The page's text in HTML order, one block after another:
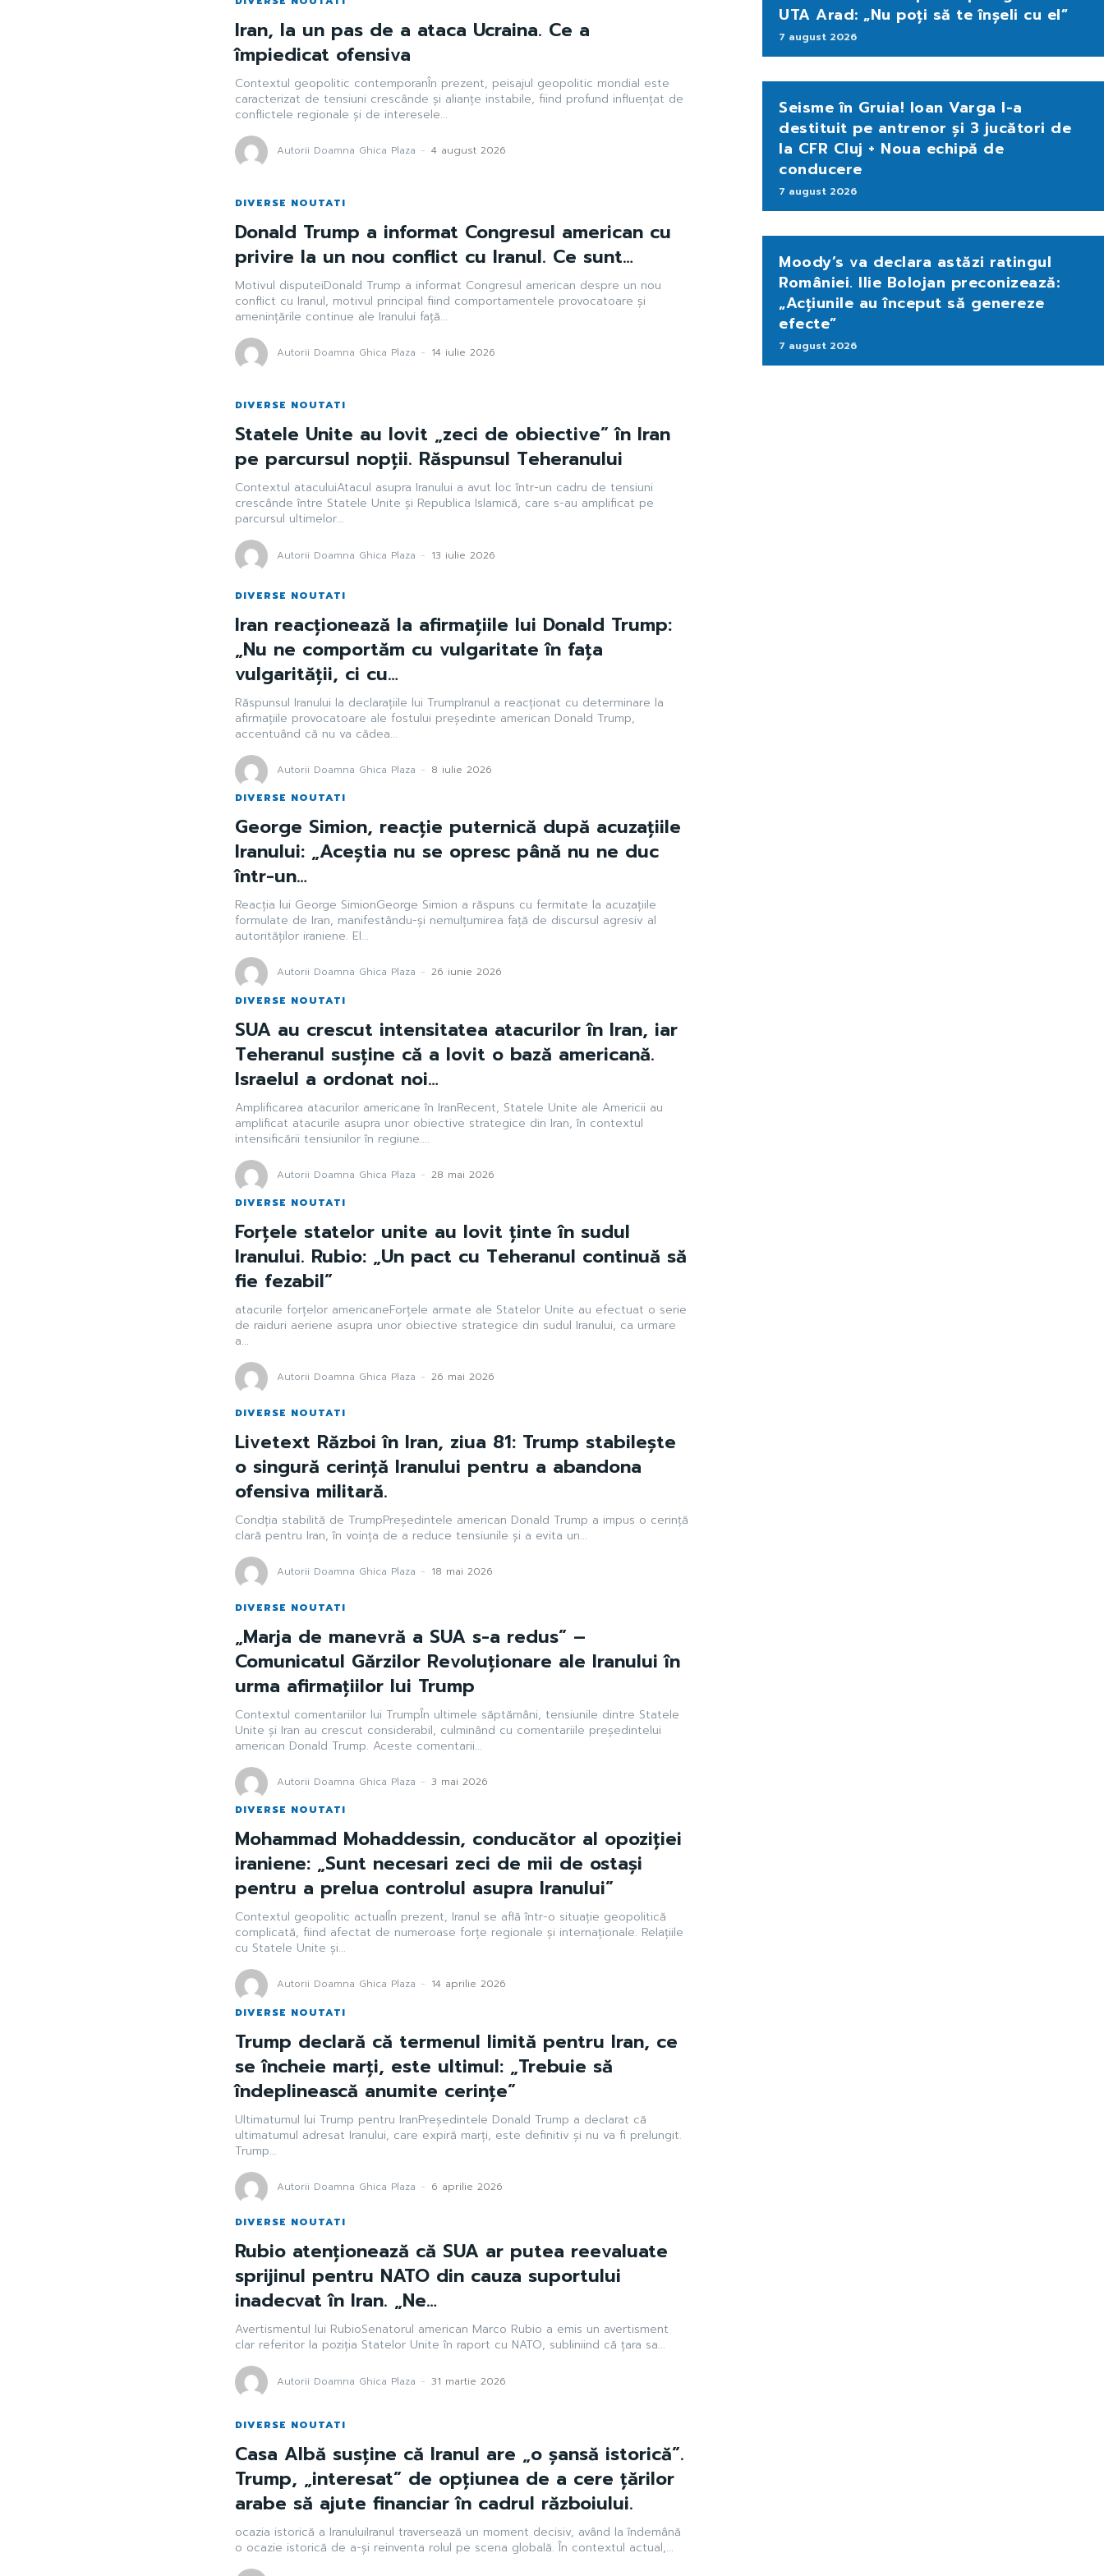
Iran, la un pas de a ataca Ucraina. Ce a
împiedicat ofensiva
Contextul geopolitic contemporanÎn prezent, peisajul geopolitic mondial este
caracterizat de tensiuni crescânde și alianțe instabile, fiind profund influențat de
conflictele regionale și de interesele...
Autorii Doamna Ghica Plaza - 4 august 2026
DIVERSE NOUTATI
Donald Trump a informat Congresul american cu
privire la un nou conflict cu Iranul. Ce sunt…
Motivul disputeiDonald Trump a informat Congresul american despre un nou
conflict cu Iranul, motivul principal fiind comportamentele provocatoare și
amenințările continue ale Iranului față...
Autorii Doamna Ghica Plaza - 14 iulie 2026
DIVERSE NOUTATI
Statele Unite au lovit „zeci de obiective” în Iran
pe parcursul nopții. Răspunsul Teheranului
Contextul ataculuiAtacul asupra Iranului a avut loc într-un cadru de tensiuni
crescânde între Statele Unite și Republica Islamică, care s-au amplificat pe
parcursul ultimelor...
Autorii Doamna Ghica Plaza - 13 iulie 2026
DIVERSE NOUTATI
Iran reacționează la afirmațiile lui Donald Trump:
„Nu ne comportăm cu vulgaritate în fața
vulgarității, ci cu…
Răspunsul Iranului la declarațiile lui TrumpIranul a reacționat cu determinare la
afirmațiile provocatoare ale fostului președinte american Donald Trump,
accentuând că nu va cădea...
Autorii Doamna Ghica Plaza - 8 iulie 2026
DIVERSE NOUTATI
George Simion, reacție puternică după acuzațiile
Iranului: „Aceștia nu se opresc până nu ne duc
într-un…
Reacția lui George SimionGeorge Simion a răspuns cu fermitate la acuzațiile
formulate de Iran, manifestându-și nemulțumirea față de discursul agresiv al
autorităților iraniene. El...
Autorii Doamna Ghica Plaza - 26 iunie 2026
DIVERSE NOUTATI
SUA au crescut intensitatea atacurilor în Iran, iar
Teheranul susține că a lovit o bază americană.
Israelul a ordonat noi…
Amplificarea atacurilor americane în IranRecent, Statele Unite ale Americii au
amplificat atacurile asupra unor obiective strategice din Iran, în contextul
intensificării tensiunilor în regiune....
Autorii Doamna Ghica Plaza - 28 mai 2026
DIVERSE NOUTATI
Forțele statelor unite au lovit ținte în sudul
Iranului. Rubio: „Un pact cu Teheranul continuă să
fie fezabil”
atacurile forțelor americaneForțele armate ale Statelor Unite au efectuat o serie
de raiduri aeriene asupra unor obiective strategice din sudul Iranului, ca urmare
a...
Autorii Doamna Ghica Plaza - 26 mai 2026
DIVERSE NOUTATI
Livetext Război în Iran, ziua 81: Trump stabilește
o singură cerință Iranului pentru a abandona
ofensiva militară.
Condția stabilită de TrumpPreședintele american Donald Trump a impus o cerință
clară pentru Iran, în voința de a reduce tensiunile și a evita un...
Autorii Doamna Ghica Plaza - 18 mai 2026
DIVERSE NOUTATI
„Marja de manevră a SUA s-a redus” –
Comunicatul Gărzilor Revoluționare ale Iranului în
urma afirmațiilor lui Trump
Contextul comentariilor lui TrumpÎn ultimele săptămâni, tensiunile dintre Statele
Unite și Iran au crescut considerabil, culminând cu comentariile președintelui
american Donald Trump. Aceste comentarii...
Autorii Doamna Ghica Plaza - 3 mai 2026
DIVERSE NOUTATI
Mohammad Mohaddessin, conducător al opoziției
iraniene: „Sunt necesari zeci de mii de ostași
pentru a prelua controlul asupra Iranului”
Contextul geopolitic actualÎn prezent, Iranul se află într-o situație geopolitică
complicată, fiind afectat de numeroase forțe regionale și internaționale. Relațiile
cu Statele Unite și...
Autorii Doamna Ghica Plaza - 14 aprilie 2026
DIVERSE NOUTATI
Trump declară că termenul limită pentru Iran, ce
se încheie marți, este ultimul: „Trebuie să
îndeplinească anumite cerințe”
Ultimatumul lui Trump pentru IranPreședintele Donald Trump a declarat că
ultimatumul adresat Iranului, care expiră marți, este definitiv și nu va fi prelungit.
Trump...
Autorii Doamna Ghica Plaza - 6 aprilie 2026
DIVERSE NOUTATI
Rubio atenționează că SUA ar putea reevaluate
sprijinul pentru NATO din cauza suportului
inadecvat în Iran. „Ne…
Avertismentul lui RubioSenatorul american Marco Rubio a emis un avertisment
clar referitor la poziția Statelor Unite în raport cu NATO, subliniind că țara sa...
Autorii Doamna Ghica Plaza - 31 martie 2026
DIVERSE NOUTATI
Casa Albă susține că Iranul are „o șansă istorică”.
Trump, „interesat” de opțiunea de a cere țărilor
arabe să ajute financiar în cadrul războiului.
ocazia istorică a IranuluiIranul traversează un moment decisiv, având la îndemână
o ocazie istorică de a-și reinventa rolul pe scena globală. În contextul actual,...
UTA Arad: „Nu poți să te înșeli cu el”
7 august 2026
Seisme în Gruia! Ioan Varga l-a
destituit pe antrenor și 3 jucători de
la CFR Cluj + Noua echipă de
conducere
7 august 2026
Moody’s va declara astăzi ratingul
României. Ilie Bolojan preconizează:
„Acțiunile au început să genereze
efecte”
7 august 2026